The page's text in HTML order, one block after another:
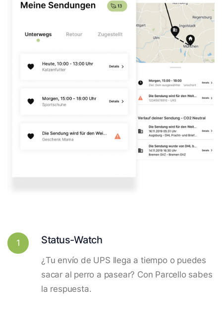
1 Status-Watch
¿Tu envío de UPS llega a tiempo o puedes
sacar al perro a pasear? Con Parcello sabes
la respuesta.